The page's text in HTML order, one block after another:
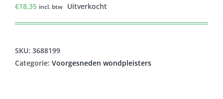
€18,35 incl. btw Uitverkocht
SKU: 3688199
Categorie: Voorgesneden wondpleisters